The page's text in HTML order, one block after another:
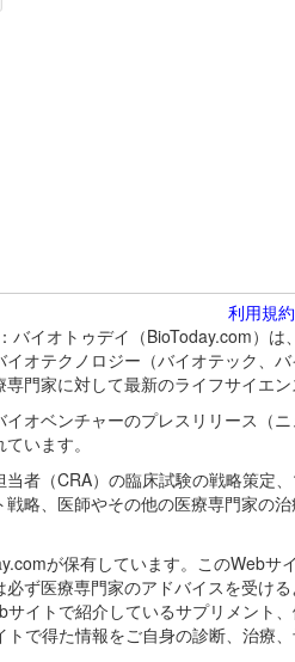
利用規約
イオトゥデイ（BioToday.com）
オテクノロジー（バイオテック、
門家に対して最新のライフサイエ
オベンチャーのプレスリリース（
います。
者（CRA）の臨床試験の戦略策定
略、医師やその他の医療専門家の
が保有しています。このWeb
ず医療専門家のアドバイスを受け
イトで紹介しているサプリメン
で得た情報をご自身の診断、治療